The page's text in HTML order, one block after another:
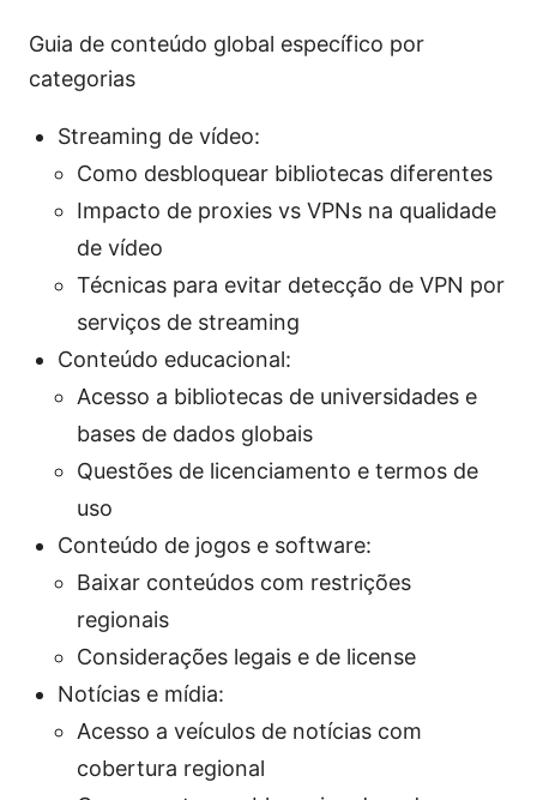
Guia de conteúdo global específico por
categorias
Streaming de vídeo:
Como desbloquear bibliotecas diferentes
Impacto de proxies vs VPNs na qualidade
de vídeo
Técnicas para evitar detecção de VPN por
serviços de streaming
Conteúdo educacional:
Acesso a bibliotecas de universidades e
bases de dados globais
Questões de licenciamento e termos de
uso
Conteúdo de jogos e software:
Baixar conteúdos com restrições
regionais
Considerações legais e de license
Notícias e mídia:
Acesso a veículos de notícias com
cobertura regional